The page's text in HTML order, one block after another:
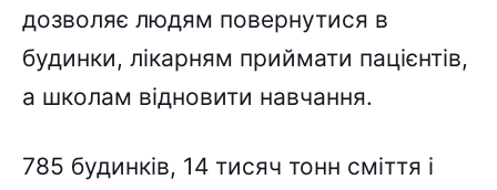
дозволяє людям повернутися в
будинки, лікарням приймати пацієнтів,
а школам відновити навчання.
785 будинків, 14 тисяч тонн сміття і